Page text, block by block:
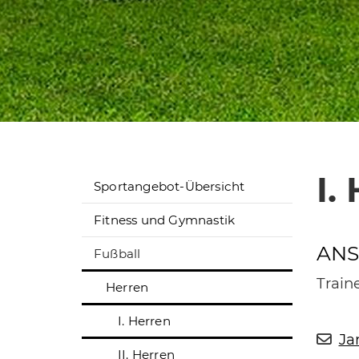
I.
Sportangebot-Übersicht
Fitness und Gymnastik
Fußball
Herren
I. Herren
II. Herren